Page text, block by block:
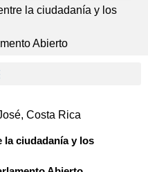
la ciudadanía y los
Abierto
Costa Rica
la ciudadanía y los